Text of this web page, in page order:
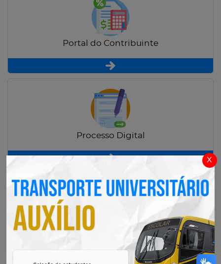
x
Portal do Contribuinte
Processo Digital
Radar Transparência Pública